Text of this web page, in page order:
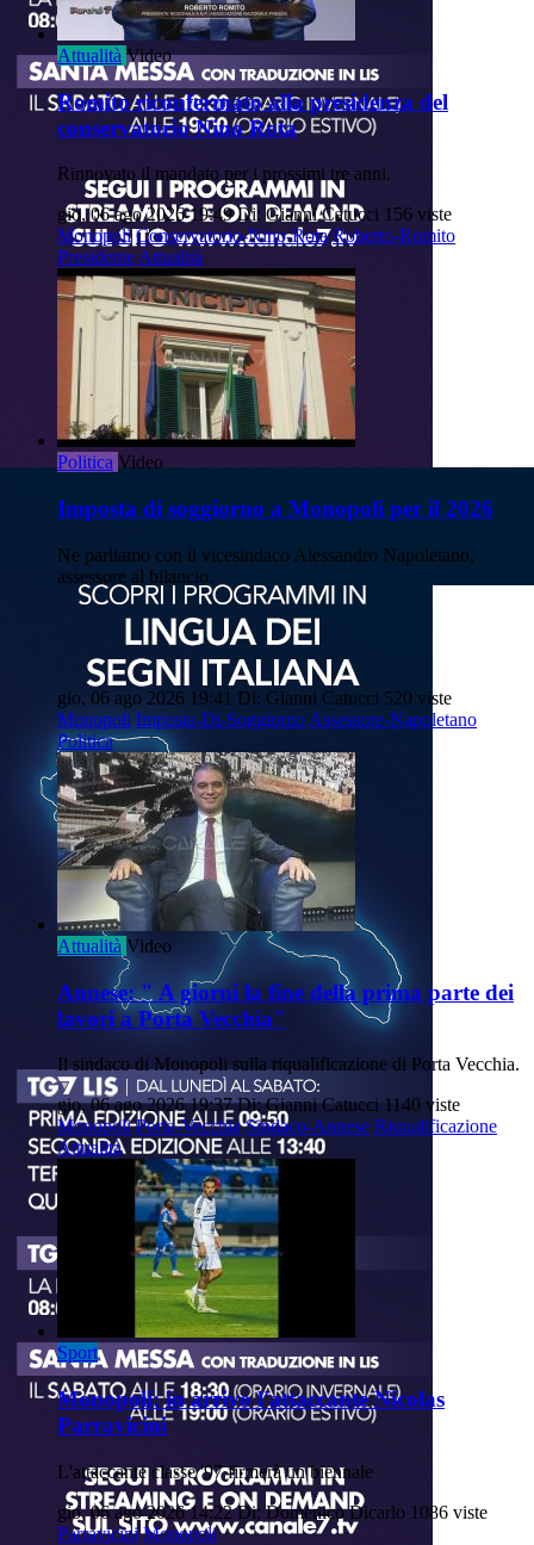
Attualità Video
Romito riconfermato alla presidenza del
conservatorio Nino Rota
Rinnovato il mandato per i prossimi tre anni.
gio, 06 ago 2026 19:49 Di: Gianni Catucci 156 viste
Monopoli Conservatorio-Nino-Rota Roberto-Romito
PresidenteAttualità
Politica Video
Imposta di soggiorno a Monopoli per il 2026
Ne parliamo con il vicesindaco Alessandro Napoletano,
assessore al bilancio.
gio, 06 ago 2026 19:41 Di: Gianni Catucci 520 viste
Monopoli Imposta-Di-Soggiorno Assessore-Napoletano
Politica
Attualità Video
Annese: " A giorni la fine della prima parte dei
lavori a Porta Vecchia"
Il sindaco di Monopoli sulla riqualificazione di Porta Vecchia.
gio, 06 ago 2026 19:37 Di: Gianni Catucci 1140 viste
Monopoli Porta-Vecchia Sindaco-Annese Riqualificazione
Attualità
Sport
Monopoli: in arrivo l'attaccante Nicolas
Parravicini
L'attaccante classe '97 firmerà un biennale
gio, 06 ago 2026 14:22 Di: Domenico Dicarlo 1086 viste
Parravicini Monopoli